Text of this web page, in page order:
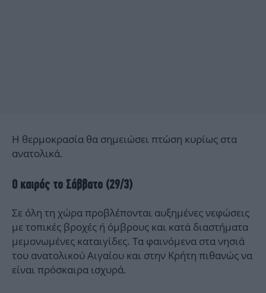
Η θερμοκρασία θα σημειώσει πτώση κυρίως στα
ανατολικά.
Ο καιρός το Σάββατο (29/3)
Σε όλη τη χώρα προβλέπονται αυξημένες νεφώσεις
με τοπικές βροχές ή όμβρους και κατά διαστήματα
μεμονωμένες καταιγίδες. Τα φαινόμενα στα νησιά
του ανατολικού Αιγαίου και στην Κρήτη πιθανώς να
είναι πρόσκαιρα ισχυρά.